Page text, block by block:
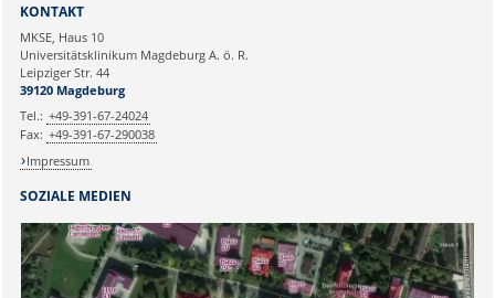
Ihre E-Mailadresse:
Ihr Anliegen:
SOZIALE MEDIEN
KONTAKT
MKSE, Haus 10
Universitätsklinikum Magdeburg A. ö. R.
Leipziger Str. 44
39120 Magdeburg
Tel.: +49-391-67-24024
Fax: +49-391-67-290038
Impressum